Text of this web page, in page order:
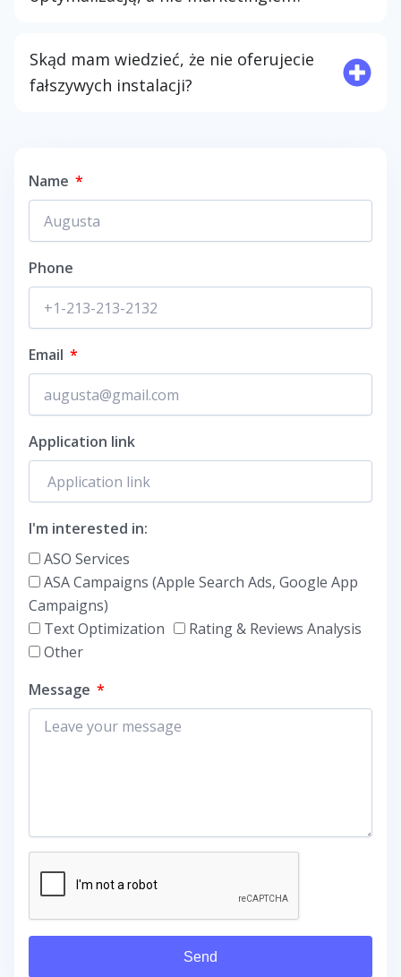
Skąd mam wiedzieć, że nie oferujecie
fałszywych instalacji?
Name
Phone
Email
Application link
I'm interested in:
ASO Services
ASA Campaigns (Apple Search Ads, Google App
Campaigns)
Text Optimization
Rating & Reviews Analysis
Other
Message
Send